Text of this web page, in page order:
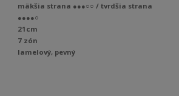
mäkšia strana ●●●○○ / tvrdšia strana
●●●●○
21cm
7 zón
lamelový, pevný